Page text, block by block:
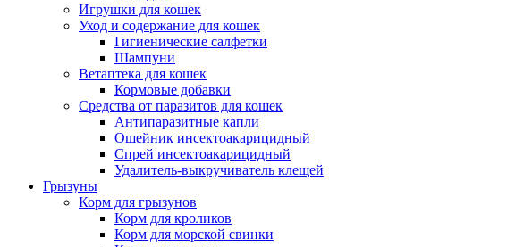
Игрушки для кошек
Уход и содержание для кошек
Гигиенические салфетки
Шампуни
Ветаптека для кошек
Кормовые добавки
Средства от паразитов для кошек
Антипаразитные капли
Ошейник инсектоакарицидный
Спрей инсектоакарицидный
Удалитель-выкручиватель клещей
Грызуны
Корм для грызунов
Корм для кроликов
Корм для морской свинки